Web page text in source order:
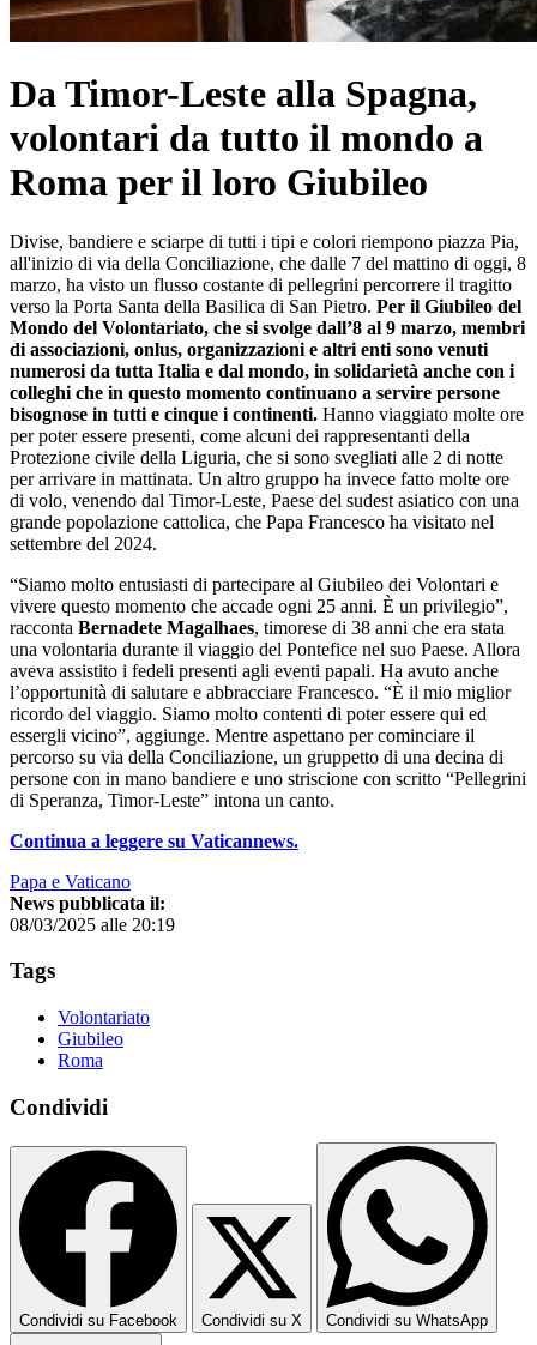
Da Timor-Leste alla Spagna,
volontari da tutto il mondo a
Roma per il loro Giubileo
Divise, bandiere e sciarpe di tutti i tipi e colori riempono piazza Pia,
all'inizio di via della Conciliazione, che dalle 7 del mattino di oggi, 8
marzo, ha visto un flusso costante di pellegrini percorrere il tragitto
verso la Porta Santa della Basilica di San Pietro. Per il Giubileo del
Mondo del Volontariato, che si svolge dall’8 al 9 marzo, membri
di associazioni, onlus, organizzazioni e altri enti sono venuti
numerosi da tutta Italia e dal mondo, in solidarietà anche con i
colleghi che in questo momento continuano a servire persone
bisognose in tutti e cinque i continenti. Hanno viaggiato molte ore
per poter essere presenti, come alcuni dei rappresentanti della
Protezione civile della Liguria, che si sono svegliati alle 2 di notte
per arrivare in mattinata. Un altro gruppo ha invece fatto molte ore
di volo, venendo dal Timor-Leste, Paese del sudest asiatico con una
grande popolazione cattolica, che Papa Francesco ha visitato nel
settembre del 2024.
“Siamo molto entusiasti di partecipare al Giubileo dei Volontari e
vivere questo momento che accade ogni 25 anni. È un privilegio”,
racconta Bernadete Magalhaes, timorese di 38 anni che era stata
una volontaria durante il viaggio del Pontefice nel suo Paese. Allora
aveva assistito i fedeli presenti agli eventi papali. Ha avuto anche
l’opportunità di salutare e abbracciare Francesco. “È il mio miglior
ricordo del viaggio. Siamo molto contenti di poter essere qui ed
essergli vicino”, aggiunge. Mentre aspettano per cominciare il
percorso su via della Conciliazione, un gruppetto di una decina di
persone con in mano bandiere e uno striscione con scritto “Pellegrini
di Speranza, Timor-Leste” intona un canto.
Continua a leggere su Vaticannews.
Papa e Vaticano
News pubblicata il:
08/03/2025 alle 20:19
Tags
Volontariato
Giubileo
Roma
Condividi
Condividi su Facebook Condividi su X Condividi su WhatsApp